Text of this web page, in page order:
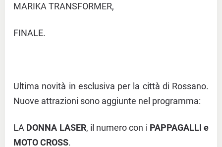
MARIKA TRANSFORMER,
FINALE.
Ultima novità in esclusiva per la città di Rossano.
Nuove attrazioni sono aggiunte nel programma:
LA DONNA LASER, il numero con i PAPPAGALLI e
MOTO CROSS.